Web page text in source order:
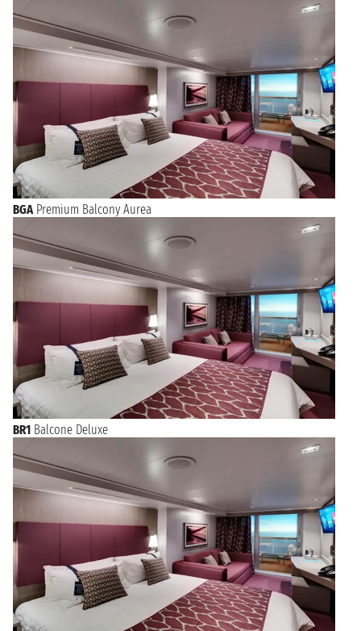
BGA Premium Balcony Aurea
BR1 Balcone Deluxe